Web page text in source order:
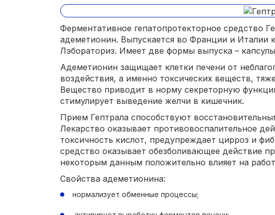
Ферментативное гепатопротекторное средство
адеметионин. Выпускается во Франции и Италии
Лэбораториз. Имеет две формы выпуска –
Адеметионин защищает клетки печени от
воздействия, а именно токсических веществ,
Вещество приводит в норму секреторную
стимулирует выведение желчи в кишечник.
Прием Гептрала способствуют
Лекарство оказывает противовоспалительное
токсичность кислот, предупреждает цирроз и
средство оказывает обезболивающее действие
некоторым данным положительно влияет на
Свойства адеметионина:
нормализует обменные процессы;